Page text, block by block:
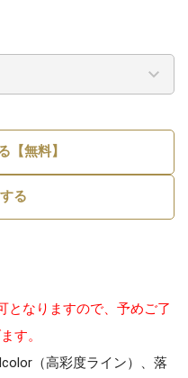
【無料】
る
となりますので、予めご了
す。
（高彩度ライン）、落